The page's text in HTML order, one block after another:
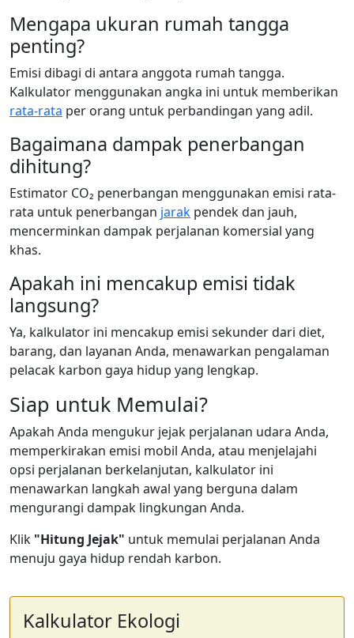
Mengapa ukuran rumah tangga
penting?
Emisi dibagi di antara anggota rumah tangga.
Kalkulator menggunakan angka ini untuk memberikan
rata-rata per orang untuk perbandingan yang adil.
Bagaimana dampak penerbangan
dihitung?
Estimator CO₂ penerbangan menggunakan emisi rata-
rata untuk penerbangan jarak pendek dan jauh,
mencerminkan dampak perjalanan komersial yang
khas.
Apakah ini mencakup emisi tidak
langsung?
Ya, kalkulator ini mencakup emisi sekunder dari diet,
barang, dan layanan Anda, menawarkan pengalaman
pelacak karbon gaya hidup yang lengkap.
Siap untuk Memulai?
Apakah Anda mengukur jejak perjalanan udara Anda,
memperkirakan emisi mobil Anda, atau menjelajahi
opsi perjalanan berkelanjutan, kalkulator ini
menawarkan langkah awal yang berguna dalam
mengurangi dampak lingkungan Anda.
Klik "Hitung Jejak" untuk memulai perjalanan Anda
menuju gaya hidup rendah karbon.
Kalkulator Ekologi